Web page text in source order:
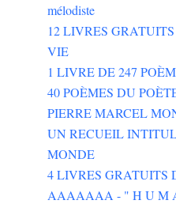
mélodiste
12 LIVRES
VIE
1 LIVRE DE 247
40 POÈMES DU
PIERRE MARCEL
UN RECUEIL
MONDE
4 LIVRES GRATUITS
AAAAAAA - " H U M